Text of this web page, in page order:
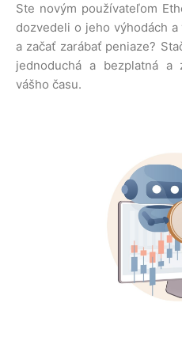
Ste novým používateľom
dozvedeli o jeho výhodách
a začať zarábať peniaze?
jednoduchá a bezplatná a
vášho času.